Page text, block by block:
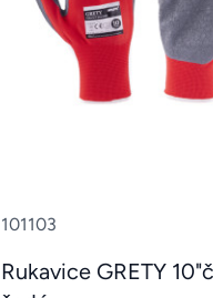
101103
Rukavice GRETY